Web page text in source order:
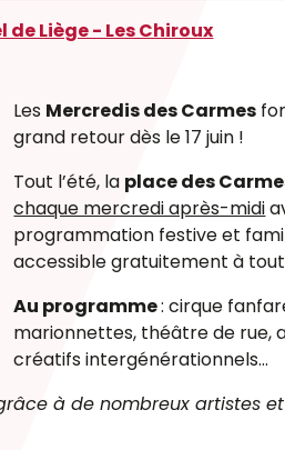
Liège - Les Chiroux
Les Mercredis des Carmes
grand retour dès le 17 juin !
Tout l’été, la place des
chaque mercredi après-midi
programmation festive et
accessible gratuitement à
Au programme: cirque
marionnettes, théâtre de rue,
créatifs intergénérationnels...
à de nombreux artistes et